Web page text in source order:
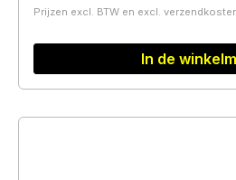
Prijzen excl. BTW en excl.
In de